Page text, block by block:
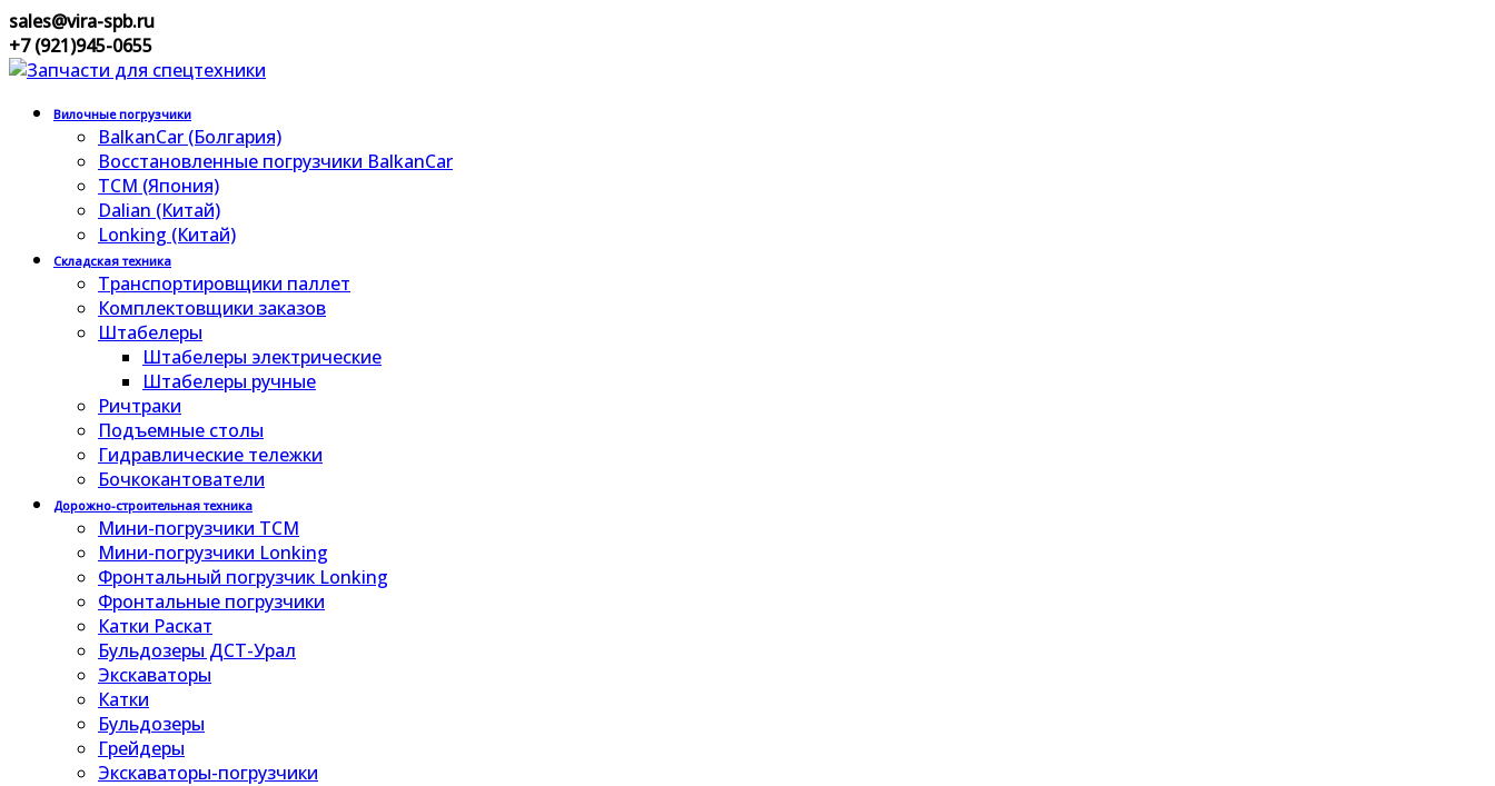
sales@vira-spb.ru
+7 (921)945-0655
Вилочные погрузчики
BalkanCar (Болгария)
Восстановленные погрузчики BalkanCar
TCM (Япония)
Dalian (Китай)
Lonking (Китай)
Складская техника
Транспортировщики паллет
Комплектовщики заказов
Штабелеры
Штабелеры электрические
Штабелеры ручные
Ричтраки
Подъемные столы
Гидравлические тележки
Бочкокантователи
Дорожно-строительная техника
Мини-погрузчики TCM
Мини-погрузчики Lonking
Фронтальный погрузчик Lonking
Фронтальные погрузчики
Катки Раскат
Бульдозеры ДСТ-Урал
Экскаваторы
Катки
Бульдозеры
Грейдеры
Экскаваторы-погрузчики